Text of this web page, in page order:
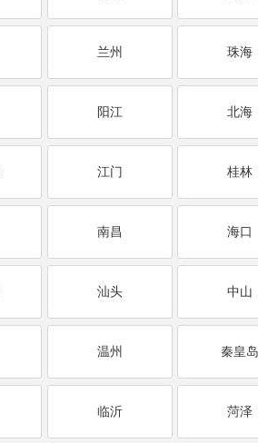
兰州 珠海
阳江 北海
江门 桂林
南昌 海口
汕头 中山
温州 秦皇
临沂 菏泽